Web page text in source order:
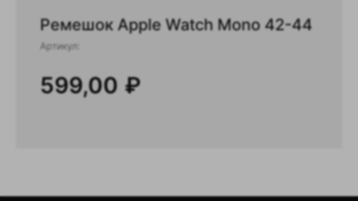
Ремешок Apple Watch Mono 42-44
Артикул:
599,00 ₽